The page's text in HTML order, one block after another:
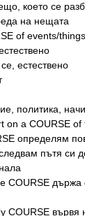
което се
на нещата
of events/
естествено
политика,
on a COURSE of
определям
пътя си
COURSE държа
COURSE вървя